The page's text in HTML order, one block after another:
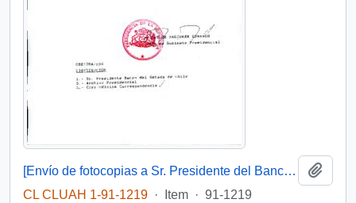
[Envío de fotocopias a Sr. Presidente del Banco del Estado de Chile D. Andrés Sanfuentes Vergara]
CL CLUAH 1-91-1219 · Item · 91-1219